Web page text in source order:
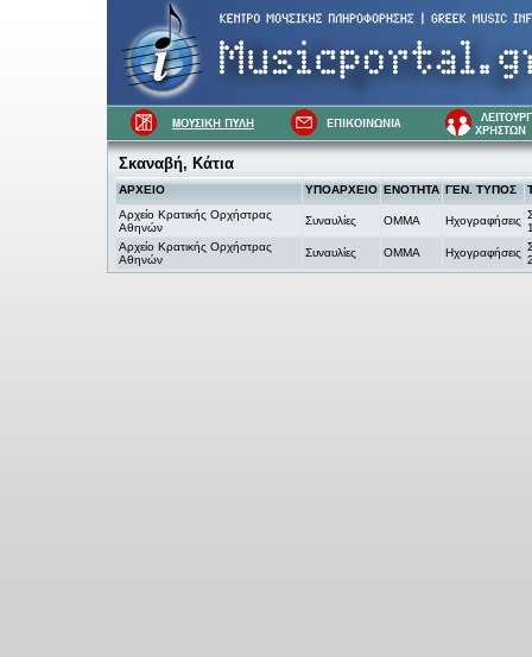
Σκαναβή, Κάτια
ΑΡΧΕΙΟ ΥΠΟΑΡΧΕΙΟ ΕΝΟΤΗΤΑ ΓΕΝ. ΤΥΠΟΣ
Αρχείο Κρατικής Ορχήστρας
Αθηνών
Συναυλίες OMMA Ηχογραφήσεις
Αρχείο Κρατικής Ορχήστρας
Αθηνών
Συναυλίες OMMA Ηχογραφήσεις